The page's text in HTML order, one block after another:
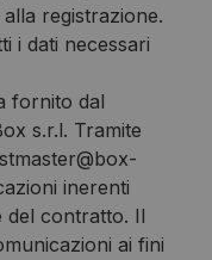
registrazione.
i dati necessari
fornito dal
s.r.l. Tramite
inerenti
del contratto. Il
ai fini